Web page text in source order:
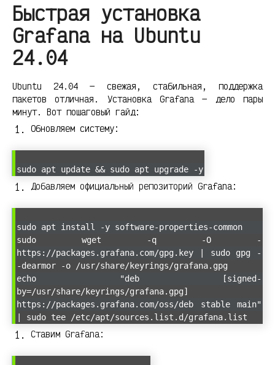
Быстрая установка
Grafana на Ubuntu
24.04
Ubuntu 24.04 — свежая, стабильная, поддержка
пакетов отличная. Установка Grafana — дело пары
минут. Вот пошаговый гайд:
Обновляем систему:
sudo apt update && sudo apt upgrade -y
Добавляем официальный репозиторий Grafana:
sudo apt install -y software-properties-common
sudo wget -q -O -
https://packages.grafana.com/gpg.key | sudo gpg -
-dearmor -o /usr/share/keyrings/grafana.gpg
echo "deb [signed-
by=/usr/share/keyrings/grafana.gpg]
https://packages.grafana.com/oss/deb stable main"
| sudo tee /etc/apt/sources.list.d/grafana.list
Ставим Grafana: